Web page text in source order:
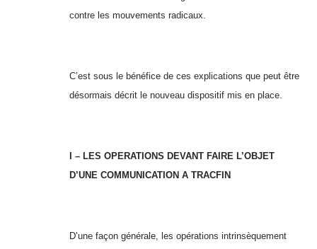
contre les mouvements radicaux.
C’est sous le bénéfice de ces explications que peut être
désormais décrit le nouveau dispositif mis en place.
I – LES OPERATIONS DEVANT FAIRE L’OBJET
D’UNE COMMUNICATION A TRACFIN
D’une façon générale, les opérations intrinsèquement